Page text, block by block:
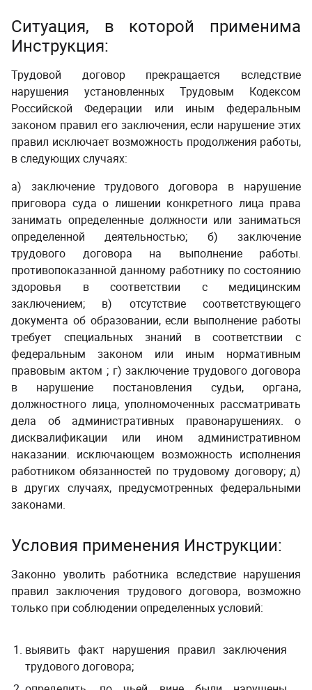
Ситуация, в которой применима
Инструкция:
Трудовой договор прекращается вследствие
нарушения установленных Трудовым Кодексом
Российской Федерации или иным федеральным
законом правил его заключения, если нарушение этих
правил исключает возможность продолжения работы,
в следующих случаях:
а) заключение трудового договора в нарушение
приговора суда о лишении конкретного лица права
занимать определенные должности или заниматься
определенной деятельностью; б) заключение
трудового договора на выполнение работы.
противопоказанной данному работнику по состоянию
здоровья в соответствии с медицинским
заключением; в) отсутствие соответствующего
документа об образовании, если выполнение работы
требует специальных знаний в соответствии с
федеральным законом или иным нормативным
правовым актом ; г) заключение трудового договора
в нарушение постановления судьи, органа,
должностного лица, уполномоченных рассматривать
дела об административных правонарушениях. о
дисквалификации или ином административном
наказании. исключающем возможность исполнения
работником обязанностей по трудовому договору; д)
в других случаях, предусмотренных федеральными
законами.
Условия применения Инструкции:
Законно уволить работника вследствие нарушения
правил заключения трудового договора, возможно
только при соблюдении определенных условий:
выявить факт нарушения правил заключения
трудового договора;